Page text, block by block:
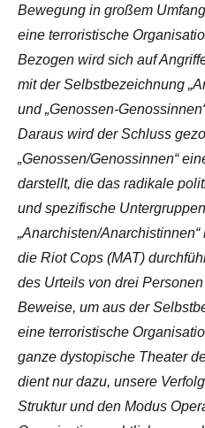
Bewegung in großem
eine terroristische
Bezogen wird sich auf
mit der Selbstbezeichnung
und „Genossen-
Daraus wird der Schluss
„Genossen/Genossinnen“
darstellt, die das radikale
und spezifische
„Anarchisten/
die Riot Cops (MAT)
des Urteils von drei
Beweise, um aus der
eine terroristische
ganze dystopische Theater
dient nur dazu, unsere
Struktur und den Modus